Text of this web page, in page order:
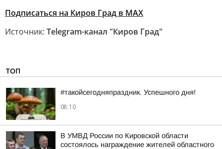
Подписаться на Киров Град в МАХ
Источник: Telegram-канал "Киров Град"
ТОП
#такойсегодняпраздник. Успешного дня!
08:10
В УМВД России по Кировской области
состоялось награждение жителей областного